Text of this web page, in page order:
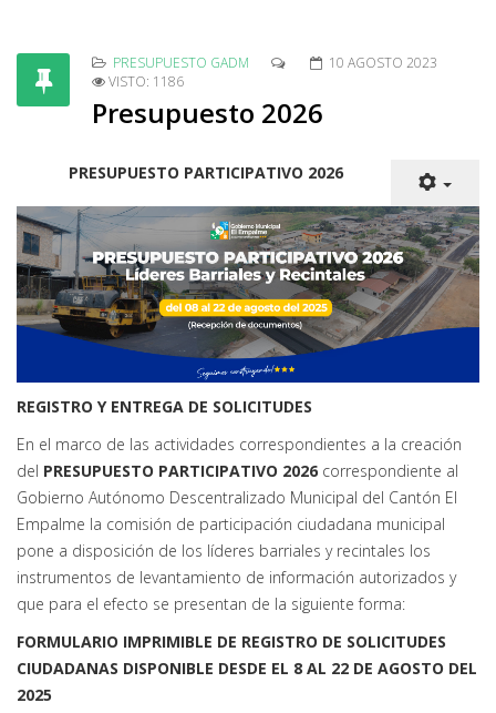
PRESUPUESTO GADM
10 AGOSTO 2023
VISTO: 1186
Presupuesto 2026
PRESUPUESTO PARTICIPATIVO 2026
REGISTRO Y ENTREGA DE SOLICITUDES
En el marco de las actividades correspondientes a la creación
del PRESUPUESTO PARTICIPATIVO 2026 correspondiente al
Gobierno Autónomo Descentralizado Municipal del Cantón El
Empalme la comisión de participación ciudadana municipal
pone a disposición de los líderes barriales y recintales los
instrumentos de levantamiento de información autorizados y
que para el efecto se presentan de la siguiente forma:
FORMULARIO IMPRIMIBLE DE REGISTRO DE SOLICITUDES
CIUDADANAS DISPONIBLE DESDE EL 8 AL 22 DE AGOSTO DEL
2025